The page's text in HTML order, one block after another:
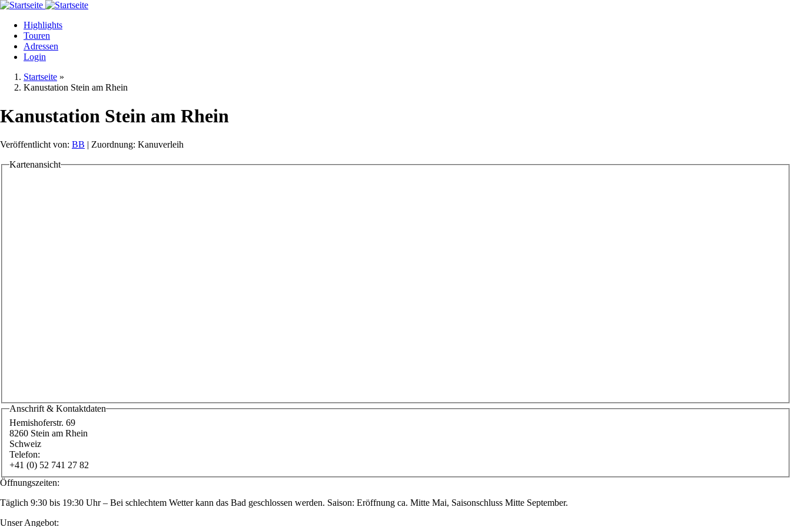
Direkt
Inhalt
Highlights
Touren
Adressen
Login
Startseite »
Kanustation Stein am Rhein
Kanustation Stein am Rhein
Veröffentlicht von: BB | Zuordnung: Kanuverleih
Kartenansicht
Anschrift & Kontaktdaten
Hemishoferstr. 69
8260 Stein am Rhein
Schweiz
Telefon:
+41 (0) 52 741 27 82
Öffnungszeiten:
Täglich 9:30 bis 19:30 Uhr – Bei schlechtem Wetter kann das Bad geschlossen werden. Saison: Eröffnung ca. Mitte Mai, Saisonschluss Mitte September.
Unser Angebot: